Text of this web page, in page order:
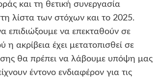
και τη θετική συνεργασία
λίστα των στόχων και το 2025.
επιδιώξουμε να επεκταθούν σε
ακρίβεια έχει μετατοπισθεί σε
θα πρέπει να λάβουμε υπόψη μας
έντονο ενδιαφέρον για τις